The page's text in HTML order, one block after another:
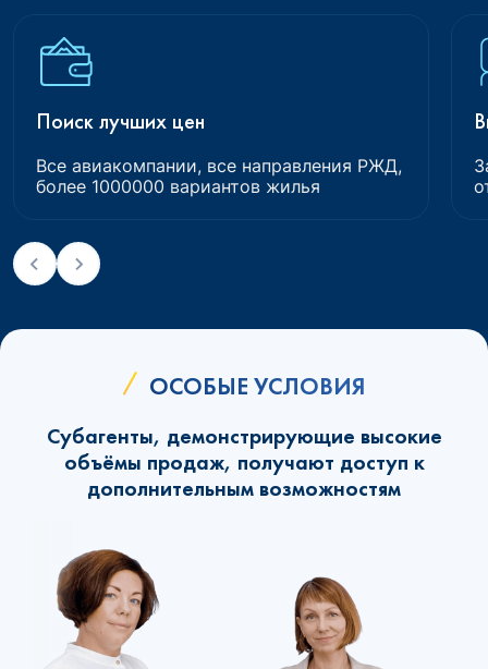
Поиск лучших цен
Все авиакомпании, все направления РЖД,
более 1000000 вариантов жилья
ОСОБЫЕ УСЛОВИЯ
Субагенты, демонстрирующие высокие
объёмы продаж, получают доступ к
дополнительным возможностям